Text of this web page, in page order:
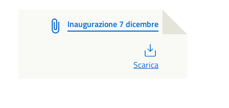
Inaugurazione 7 dicembre
Scarica